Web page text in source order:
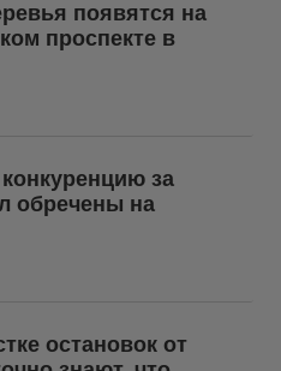
появятся на
проспекте в
за
обречены на
остановок от